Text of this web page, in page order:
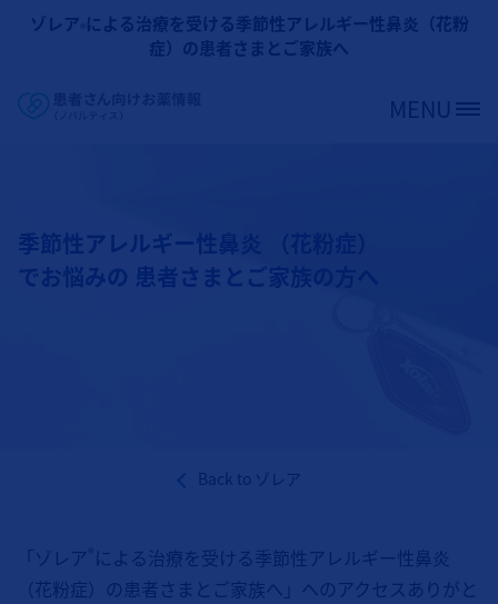
メインコンテンツに移動
ゾレア による治療を受ける季節性アレルギー性鼻炎（花粉
症）の患者さまとご家族へ
Site Logo MENU
季節性アレルギー性鼻炎 （花粉症）
でお悩みの 患者さまとご家族の方へ
Back to ゾレア
「ゾレア による治療を受ける季節性アレルギー性鼻炎
（花粉症）の患者さまとご家族へ」へのアクセスありがと